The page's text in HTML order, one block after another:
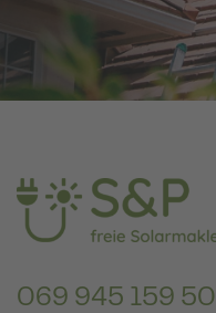
069 945 159 50